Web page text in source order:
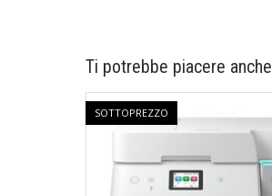
Ti potrebbe piacere anche
SOTTOPREZZO